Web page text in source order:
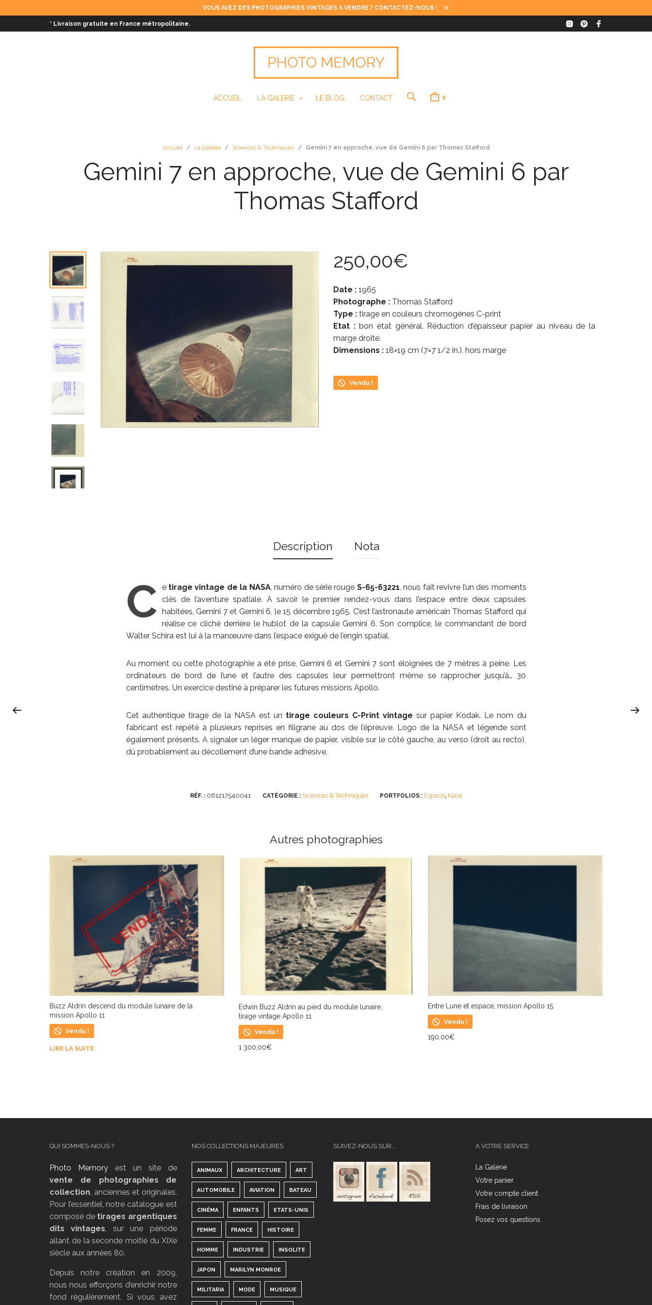
VOUS AVEZ DES PHOTOGRAPHIES VINTAGES A VENDRE ? CONTACTEZ-NOUS !
* Livraison gratuite en France métropolitaine.
ACCUEIL LA GALERIE LE BLOG CONTACT 0
Accueil / La Galerie / Sciences & Techniques / Gemini 7 en approche, vue de Gemini 6 par Thomas Stafford
Gemini 7 en approche, vue de Gemini 6 par
Thomas Stafford
250,00€
Date : 1965
Photographe : Thomas Stafford
Type : tirage en couleurs chromogènes C-print
Etat :bon état général. Réduction d’épaisseur papier au niveau de la
marge droite.
Dimensions : 18×19 cm (7×7 1/2 in.), hors marge
Vendu !
Description Nota
C e tirage vintage de la NASA, numéro de série rouge S-65-63221 , nous fait revivre l’un des moments
clés de l’aventure spatiale. A savoir le premier rendez-vous dans l’espace entre deux capsules
habitées, Gemini 7 et Gemini 6, le 15 décembre 1965. C’est l’astronaute américain Thomas Stafford qui
réalise ce cliché derrière le hublot de la capsule Gemini 6. Son complice, le commandant de bord
Walter Schira est lui à la manœuvre dans l’espace exiguë de l’engin spatial.
Au moment où cette photographie a été prise, Gemini 6 et Gemini 7 sont éloignées de 7 mètres à peine. Les
ordinateurs de bord de l’une et l’autre des capsules leur permettront même se rapprocher jusqu’à… 30
centimètres. Un exercice destiné à préparer les futures missions Apollo.
Cet authentique tirage de la NASA est un tirage couleurs C-Print vintage sur papier Kodak. Le nom du
fabricant est répété à plusieurs reprises en filigrane au dos de l’épreuve. Logo de la NASA et légende sont
également présents. A signaler un léger manque de papier, visible sur le côté gauche, au verso (droit au recto),
dû probablement au décollement d’une bande adhésive.
RÉF. : 061217540041 CATÉGORIE : Sciences & Techniques PORTFOLIOS : Espace, Nasa
Autres photographies
Buzz Aldrin descend du module lunaire de la
mission Apollo 11
Vendu !
LIRE LA SUITE
Edwin Buzz Aldrin au pied du module lunaire,
tirage vintage Apollo 11
Vendu !
1 300,00€
Entre Lune et espace, mission Apollo 15
Vendu !
190,00€
QUI SOMMES-NOUS ?
Photo Memoryest un site de
vente de photographies de
collection, anciennes et originales.
Pour l’essentiel, notre catalogue est
composé de tirages argentiques
dits vintages, sur une période
allant de la seconde moitié du XIXe
siècle aux années 80.
Depuis notre création en 2009,
nous nous efforçons d’enrichir notre
fond régulièrement. Si vous avez
NOS COLLECTIONS MAJEURES
ANIMAUX ARCHITECTURE ART
AUTOMOBILE AVIATION BATEAU
CINÉMA ENFANTS ETATS-UNIS
FEMME FRANCE HISTOIRE
HOMME INDUSTRIE INSOLITE
JAPON MARILYN MONROE
MILITARIA MODE MUSIQUE
SUIVEZ-NOUS SUR… A VOTRE SERVICE
La Galerie
Votre panier
Votre compte client
Frais de livraison
Posez vos questions